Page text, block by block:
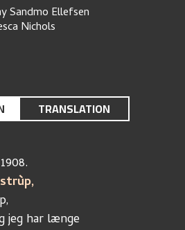
Sandmo Ellefsen
Nichols
TRANSLATION
1908.
jeg har længe